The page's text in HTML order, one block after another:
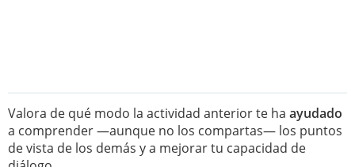
Valora de qué modo la actividad anterior te ha ayudado
a comprender —aunque no los compartas— los puntos
de vista de los demás y a mejorar tu capacidad de